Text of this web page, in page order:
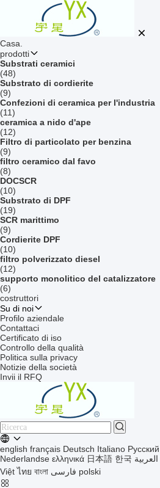
Casa.
prodotti
Substrati ceramici
(48)
Substrato di cordierite
(9)
Confezioni di ceramica per l'industria
(11)
ceramica a nido d'ape
(12)
Filtro di particolato per benzina
(9)
filtro ceramico dal favo
(8)
DOCSCR
(10)
Substrato di DPF
(19)
SCR marittimo
(9)
Cordierite DPF
(10)
filtro polverizzato diesel
(12)
supporto monolitico del catalizzatore
(6)
costruttori
Su di noi
Profilo aziendale
Contattaci
Certificato di iso
Controllo della qualità
Politica sulla privacy
Notizie della società
Invii il RFQ
english français Deutsch Italiano Русский
Nederlandse ελληνικά 日本語 한국 العربية
Việt ไทย বাংলা فارسی polski